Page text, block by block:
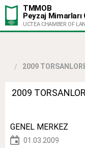
TMMOB
Peyzaj Mimarları
UCTEA CHAMBER OF
2009
2009
GENEL MERKEZ
01.03.2009